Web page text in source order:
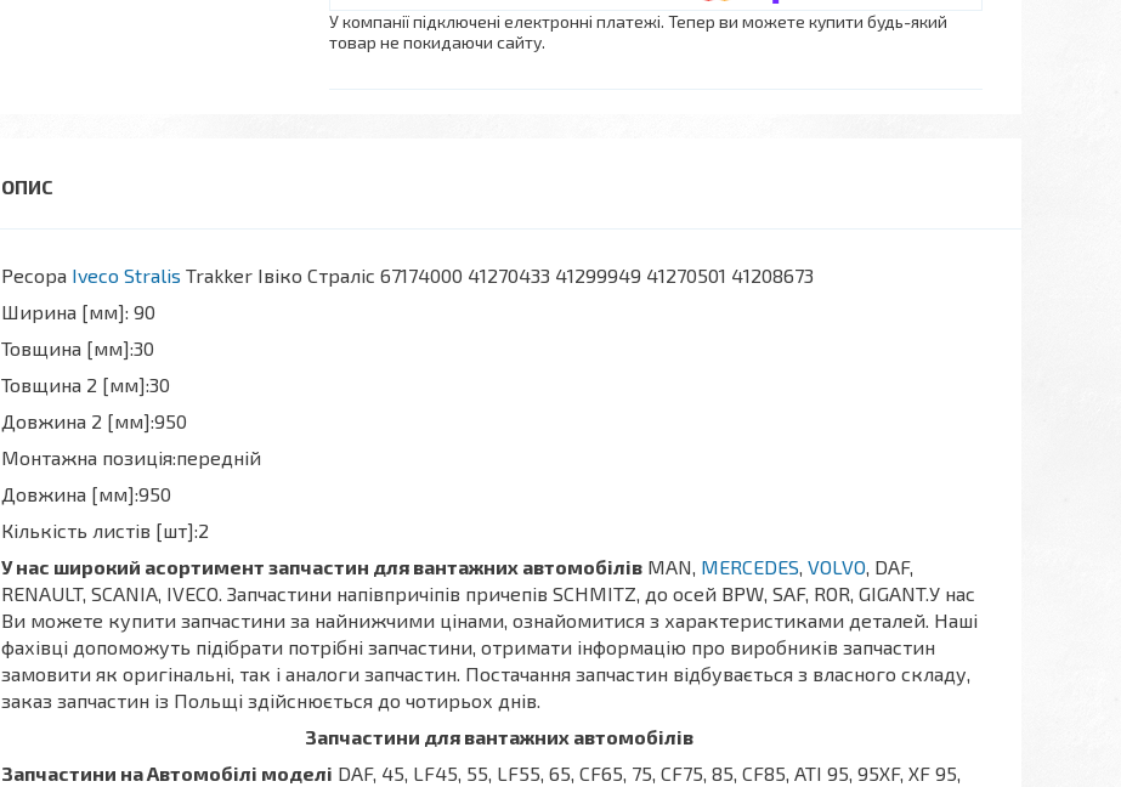
У компанії підключені електронні платежі. Тепер ви можете купити будь-який
товар не покидаючи сайту.
Ресора Iveco Stralis Trakker Івіко Страліс 67174000 41270433 41299949 41270501 41208673
Ширина [мм]: 90
Товщина [мм]:30
Товщина 2 [мм]:30
Довжина 2 [мм]:950
Монтажна позиція:передній
Довжина [мм]:950
Кількість листів [шт]:2
У нас широкий асортимент запчастин для вантажних автомобілів MAN, MERCEDES, VOLVO, DAF,
RENAULT, SCANIA, IVECO. Запчастини напівпричіпів причепів SCHMITZ, до осей BPW, SAF, ROR, GIGANT.У нас
Ви можете купити запчастини за найнижчими цінами, ознайомитися з характеристиками деталей. Наші
фахівці допоможуть підібрати потрібні запчастини, отримати інформацію про виробників запчастин
замовити як оригінальні, так і аналоги запчастин. Постачання запчастин відбувається з власного складу,
заказ запчастин із Польщі здійснюється до чотирьох днів.
Запчастини для вантажних автомобілів
Запчастини на Автомобілі моделі DAF, 45, LF45, 55, LF55, 65, CF65, 75, CF75, 85, CF85, ATI 95, 95XF, XF 95,